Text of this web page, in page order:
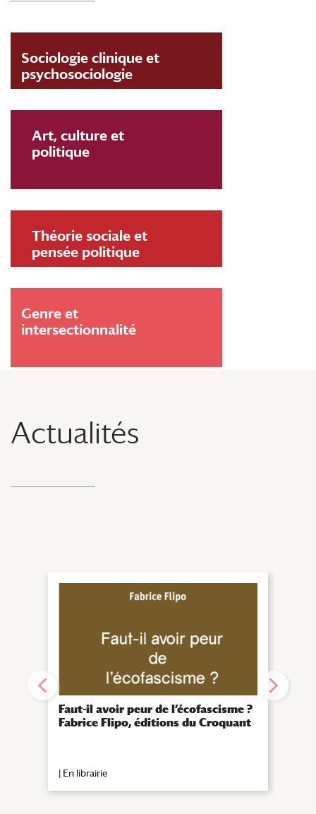
Sociologie clinique et
psychosociologie
Art, culture et
politique
Théorie sociale et
pensée politique
Genre et
intersectionnalité
Actualités
Faut-il avoir peur de l’écofascisme ?
Fabrice Flipo, éditions du Croquant
| En librairie